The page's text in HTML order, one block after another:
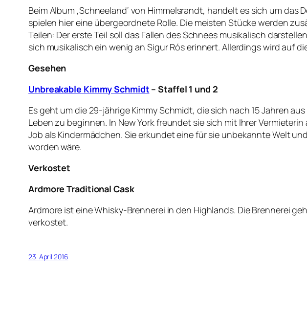
Beim Album ‚Schneeland‘ von Himmelsrandt, handelt es sich um
spielen hier eine übergeordnete Rolle. Die meisten Stücke werden
Teilen: Der erste Teil soll das Fallen des Schnees musikalisch
sich musikalisch ein wenig an Sigur Rós erinnert. Allerdings wird auf
Gesehen
Unbreakable Kimmy Schmidt – Staffel 1 und 2
Es geht um die 29-jährige Kimmy Schmidt, die sich nach 15 Jahren
Leben zu beginnen. In New York freundet sie sich mit Ihrer
Job als Kindermädchen. Sie erkundet eine für sie unbekannte Welt
worden wäre.
Verkostet
Ardmore Traditional Cask
Ardmore ist eine Whisky-Brennerei in den Highlands. Die Brennerei
verkostet.
23. April 2016